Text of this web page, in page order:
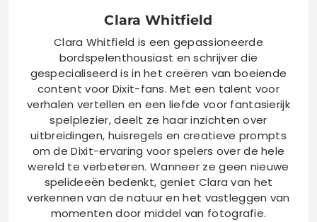
Clara Whitfield
Clara Whitfield is een gepassioneerde
bordspelenthousiast en schrijver die
gespecialiseerd is in het creëren van boeiende
content voor Dixit-fans. Met een talent voor
verhalen vertellen en een liefde voor fantasierijk
spelplezier, deelt ze haar inzichten over
uitbreidingen, huisregels en creatieve prompts
om de Dixit-ervaring voor spelers over de hele
wereld te verbeteren. Wanneer ze geen nieuwe
spelideeën bedenkt, geniet Clara van het
verkennen van de natuur en het vastleggen van
momenten door middel van fotografie.